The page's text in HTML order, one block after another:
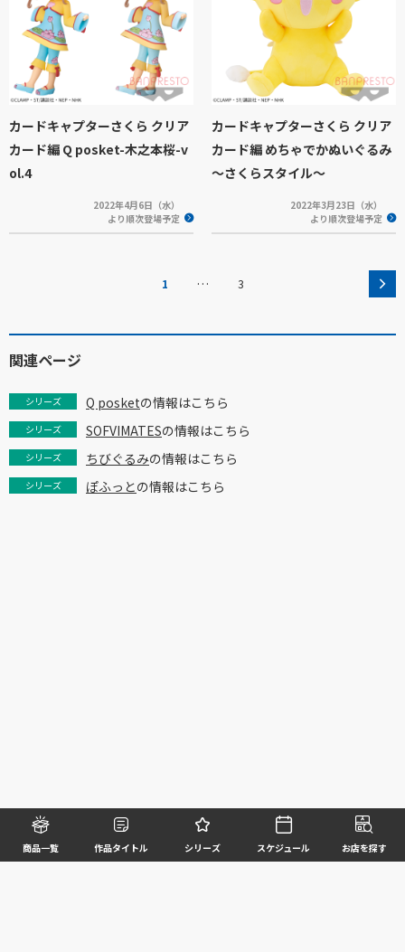
商品一覧 作品タイトル シリーズ スケジュール お店を探す
カードキャプターさくら クリア
カード編 Q posket-木之本桜-v
ol.4
2022年4月6日（水）
より順次登場予定
カードキャプターさくら クリア
カード編 めちゃでかぬいぐるみ
～さくらスタイル～
2022年3月23日（水）
より順次登場予定
1 … 3
関連ページ
シリーズ Q posketの情報はこちら
シリーズ SOFVIMATESの情報はこちら
シリーズ ちびぐるみの情報はこちら
シリーズ ぽふっとの情報はこちら